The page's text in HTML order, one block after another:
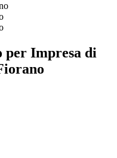
per Impresa di